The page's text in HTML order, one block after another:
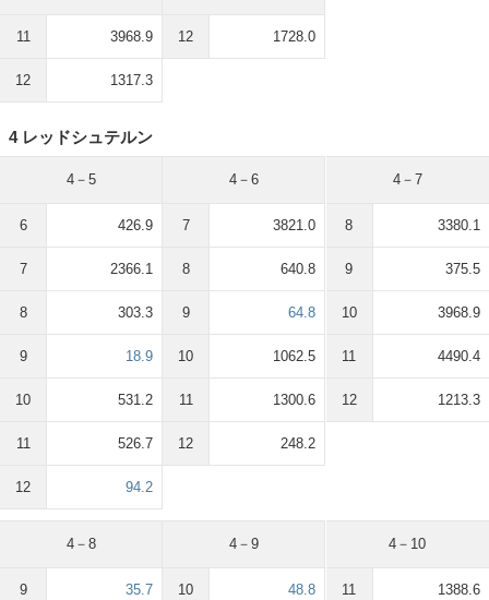
11 3968.9
12 1317.3
12 1728.0
4 レッドシュテルン
4－5
6 426.9
7 2366.1
8 303.3
9 18.9
10 531.2
11 526.7
12 94.2
4－6
7 3821.0
8 640.8
9 64.8
10 1062.5
11 1300.6
12 248.2
4－7
8 3380.1
9 375.5
10 3968.9
11 4490.4
12 1213.3
4－8
9 35.7
4－9
10 48.8
4－10
11 1388.6